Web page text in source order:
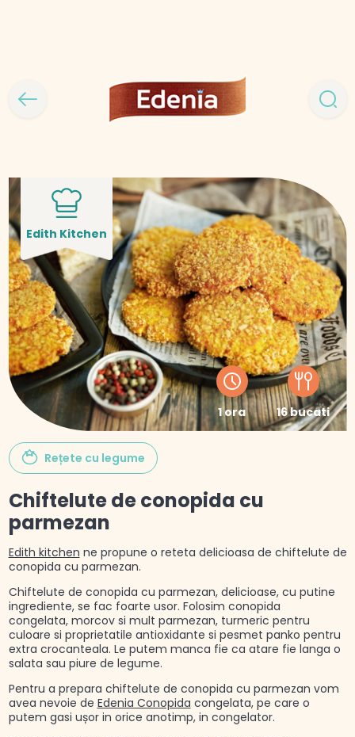
Edith Kitchen
1 ora 16 bucati
Rețete cu legume
Chiftelute de conopida cu
parmezan
Edith kitchen ne propune o reteta delicioasa de chiftelute de
conopida cu parmezan.
Chiftelute de conopida cu parmezan, delicioase, cu putine
ingrediente, se fac foarte usor. Folosim conopida
congelata, morcov si mult parmezan, turmeric pentru
culoare si proprietatile antioxidante si pesmet panko pentru
extra crocanteala. Le putem manca fie ca atare fie langa o
salata sau piure de legume.
Pentru a prepara chiftelute de conopida cu parmezan vom
avea nevoie de Edenia Conopida congelata, pe care o
putem gasi ușor in orice anotimp, in congelator.